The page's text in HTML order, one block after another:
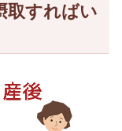
取すればい